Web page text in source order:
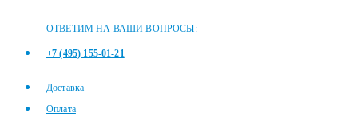
ОТВЕТИМ НА ВАШИ ВОПРОСЫ:
+7 (495) 155-01-21
Доставка
Оплата